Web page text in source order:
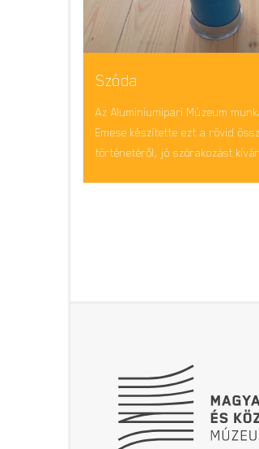
Szóda
Az Aluminiumipari Múzeum
Emese készítette ezt a rövid
történetéről, jó szórakozást